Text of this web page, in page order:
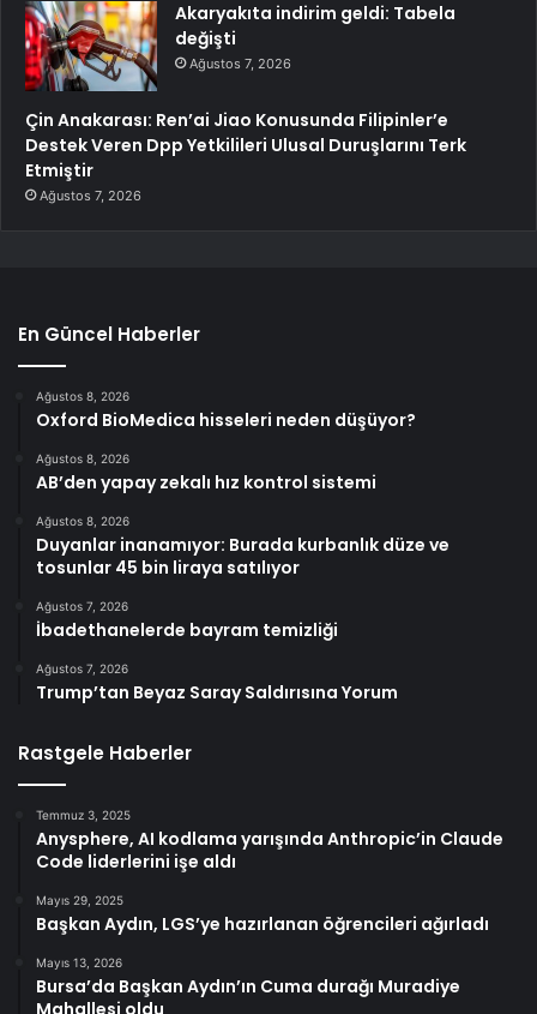
Akaryakıta indirim geldi: Tabela
değişti
Ağustos 7, 2026
Çin Anakarası: Ren’ai Jiao Konusunda Filipinler’e
Destek Veren Dpp Yetkilileri Ulusal Duruşlarını Terk
Etmiştir
Ağustos 7, 2026
En Güncel Haberler
Ağustos 8, 2026
Oxford BioMedica hisseleri neden düşüyor?
Ağustos 8, 2026
AB’den yapay zekalı hız kontrol sistemi
Ağustos 8, 2026
Duyanlar inanamıyor: Burada kurbanlık düze ve
tosunlar 45 bin liraya satılıyor
Ağustos 7, 2026
İbadethanelerde bayram temizliği
Ağustos 7, 2026
Trump’tan Beyaz Saray Saldırısına Yorum
Rastgele Haberler
Temmuz 3, 2025
Anysphere, AI kodlama yarışında Anthropic’in Claude
Code liderlerini işe aldı
Mayıs 29, 2025
Başkan Aydın, LGS’ye hazırlanan öğrencileri ağırladı
Mayıs 13, 2026
Bursa’da Başkan Aydın’ın Cuma durağı Muradiye